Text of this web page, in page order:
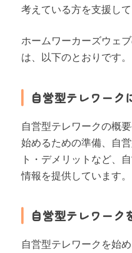
考えている方を支援して
ホームワーカーズウェ
は、以下のとおりです。
自営型テレワーク
自営型テレワークの概
始めるための準備、自
ト・デメリットなど、
情報を提供しています。
自営型テレワーク
自営型テレワークを始